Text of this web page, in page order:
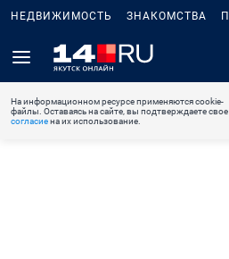
НЕДВИЖИМОСТЬ ЗНАКОМСТВА
На информационном ресурсе применяются cookie-
файлы. Оставаясь на сайте, вы подтверждаете свое
согласиена их использование.